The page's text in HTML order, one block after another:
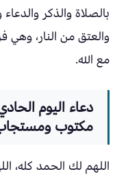
بالصلاة والذكر
والعتق من النار، وهي
مع الله.
دعاء اليوم
مكتوب
اللهم لك الحمد كله،